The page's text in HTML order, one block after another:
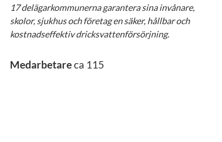
17 delägarkommunerna garantera sina invånare,
skolor, sjukhus och företag en säker, hållbar och
kostnadseffektiv dricksvattenförsörjning.
Medarbetareca 115